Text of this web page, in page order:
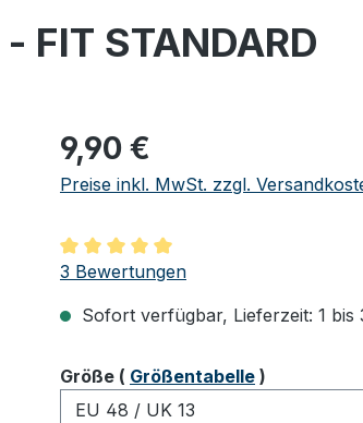
STANDARD
Regulärer Preis:
9,90 €
Preise inkl. MwSt. zzgl.
Durchschnittliche Bewertung von 5
3 Bewertungen
Sofort verfügbar, Lieferzeit: 1 bis
Größeauswählen
( Größentabelle )